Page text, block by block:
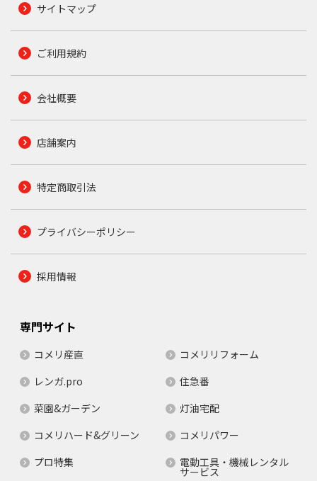
サイトマップ
ご利用規約
会社概要
店舗案内
特定商取引法
プライバシーポリシー
採用情報
専門サイト
コメリ産直
コメリリフォーム
レンガ.pro
住急番
菜園&ガーデン
灯油宅配
コメリハード&グリーン
コメリパワー
プロ特集
電動工具・機械レンタル
サービス